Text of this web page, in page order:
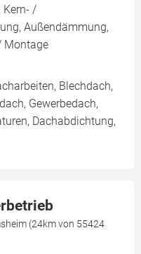
Kern- /
Außendämmung,
Montage
Blechdach,
Gewerbedach,
Dachabdichtung,
(24km von 55424